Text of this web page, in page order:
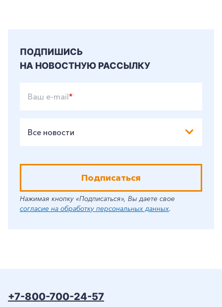
ПОДПИШИСЬ
НА НОВОСТНУЮ РАССЫЛКУ
Ваш e-mail*
Все новости
Подписаться
Нажимая кнопку «Подписаться», Вы даете свое
согласие на обработку персональных данных.
+7-800-700-24-57